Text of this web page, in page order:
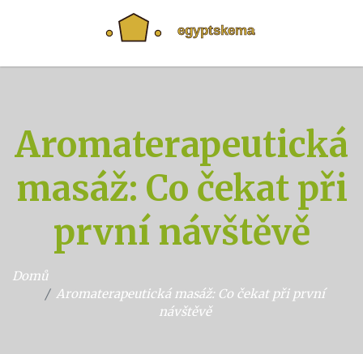
Aromaterapeutická
masáž: Co čekat při
první návštěvě
Domů
Aromaterapeutická masáž: Co čekat při první
návštěvě